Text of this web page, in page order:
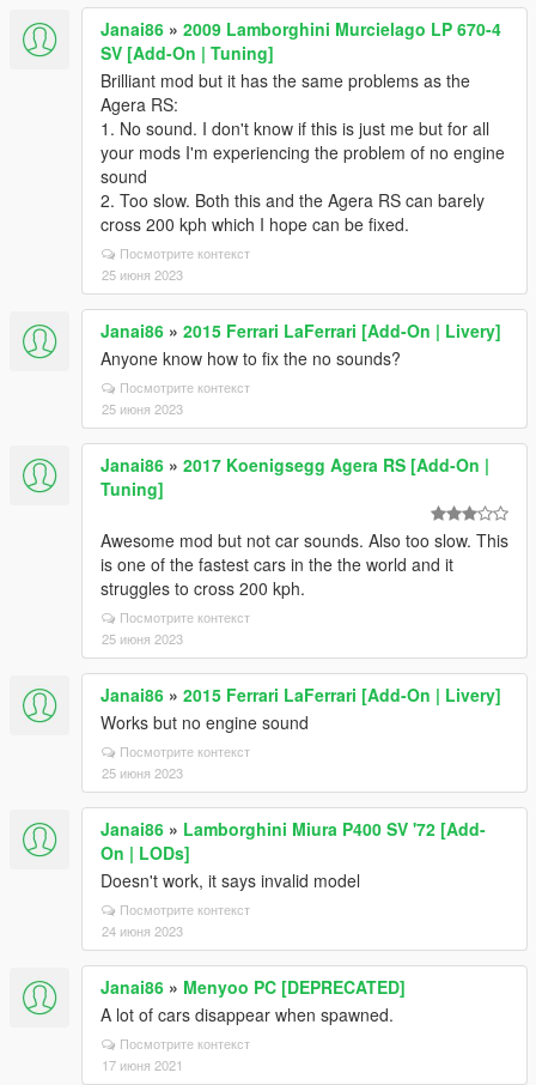
Janai86 » 2009 Lamborghini Murcielago LP 670-4
SV [Add-On | Tuning]
Brilliant mod but it has the same problems as the
Agera RS:
1. No sound. I don't know if this is just me but for all
your mods I'm experiencing the problem of no engine
sound
2. Too slow. Both this and the Agera RS can barely
cross 200 kph which I hope can be fixed.
Посмотрите контекст
25 июня 2023
Janai86 » 2015 Ferrari LaFerrari [Add-On | Livery]
Anyone know how to fix the no sounds?
Посмотрите контекст
25 июня 2023
Janai86 » 2017 Koenigsegg Agera RS [Add-On |
Tuning]
Awesome mod but not car sounds. Also too slow. This
is one of the fastest cars in the the world and it
struggles to cross 200 kph.
Посмотрите контекст
25 июня 2023
Janai86 » 2015 Ferrari LaFerrari [Add-On | Livery]
Works but no engine sound
Посмотрите контекст
25 июня 2023
Janai86 » Lamborghini Miura P400 SV '72 [Add-
On | LODs]
Doesn't work, it says invalid model
Посмотрите контекст
24 июня 2023
Janai86 » Menyoo PC [DEPRECATED]
A lot of cars disappear when spawned.
Посмотрите контекст
17 июня 2021